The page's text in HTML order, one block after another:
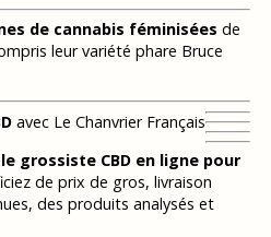
de cannabis féminisées de
leur variété phare Bruce
avec Le Chanvrier Français
le grossiste CBD en ligne pour
de prix de gros, livraison
des produits analysés et